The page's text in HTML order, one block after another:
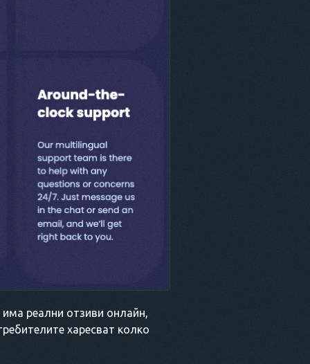
реални отзиви онлайн,
харесват колко